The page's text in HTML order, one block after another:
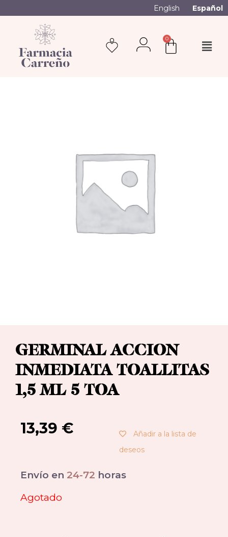
English Español
0
GERMINAL ACCION
INMEDIATA TOALLITAS
1,5 ML 5 TOA
13,39 €
Añadir a la lista de
deseos
Envío en 24-72 horas
Agotado